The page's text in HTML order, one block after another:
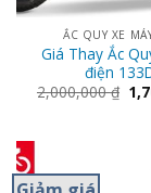
ẮC QUY XE
Giá Thay Ắc
điện
2,000,000₫